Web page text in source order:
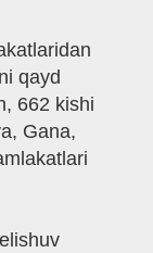
qayd
662 kishi
Gana,